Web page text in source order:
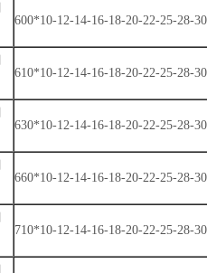
600*10-12-14-16-18-20-22-25-28-
610*10-12-14-16-18-20-22-25-28-
630*10-12-14-16-18-20-22-25-28-
660*10-12-14-16-18-20-22-25-28-
710*10-12-14-16-18-20-22-25-28-